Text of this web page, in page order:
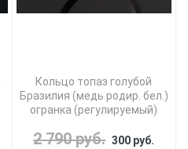
Кольцо топаз голубой
Бразилия (медь родир. бел.)
огранка (регулируемый)
2 790 руб. 300 руб.